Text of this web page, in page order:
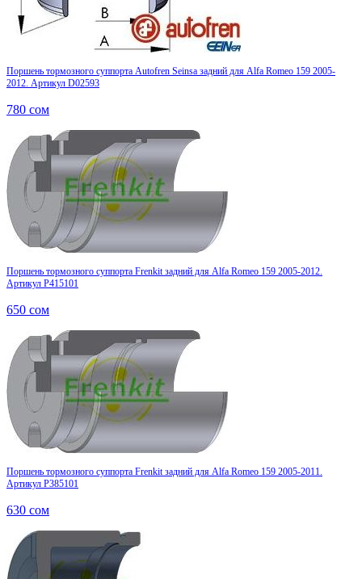
Поршень тормозного суппорта Autofren Seinsa задний для Alfa Romeo 159 2005-
2012. Артикул D02593
780 сом
Поршень тормозного суппорта Frenkit задний для Alfa Romeo 159 2005-2012.
Артикул P415101
650 сом
Поршень тормозного суппорта Frenkit задний для Alfa Romeo 159 2005-2011.
Артикул P385101
630 сом